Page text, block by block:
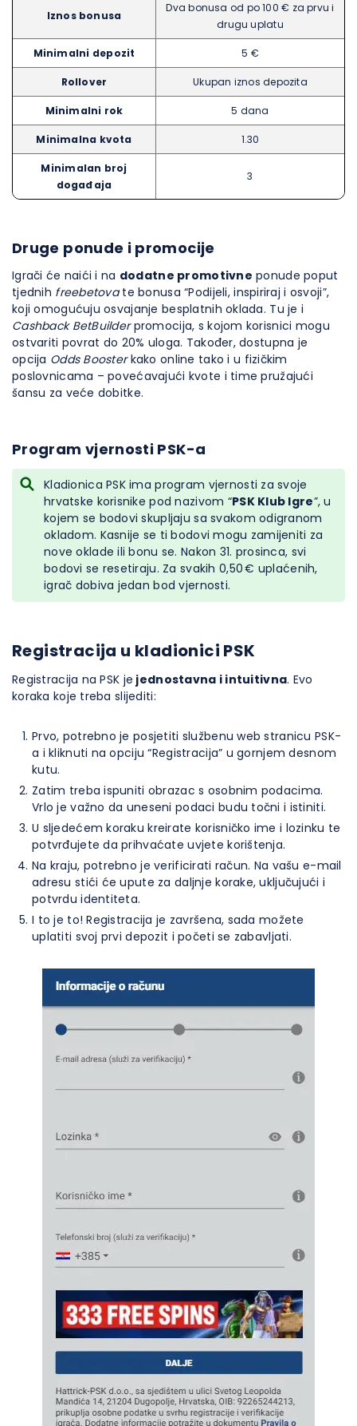
Iznos bonusa
Dva bonusa od po 100 € za prvu i
drugu uplatu
Minimalni depozit 5 €
Rollover Ukupan iznos depozita
Minimalni rok 5 dana
Minimalna kvota 1.30
Minimalan broj
događaja
3
Druge ponude i promocije
Igrači će naići i na dodatne promotivne ponude poput
tjednih freebetovate bonusa “Podijeli, inspiriraj i osvoji”,
koji omogućuju osvajanje besplatnih oklada. Tu je i
Cashback BetBuilderpromocija, s kojom korisnici mogu
ostvariti povrat do 20% uloga. Također, dostupna je
opcija Odds Boosterkako online tako i u fizičkim
poslovnicama – povećavajući kvote i time pružajući
šansu za veće dobitke.
Program vjernosti PSK-a
Kladionica PSK ima program vjernosti za svoje
hrvatske korisnike pod nazivom “PSK Klub Igre”, u
kojem se bodovi skupljaju sa svakom odigranom
okladom. Kasnije se ti bodovi mogu zamijeniti za
nove oklade ili bonu se. Nakon 31. prosinca, svi
bodovi se resetiraju. Za svakih 0,50 € uplaćenih,
igrač dobiva jedan bod vjernosti.
Registracija u kladionici PSK
Registracija na PSK je jednostavna i intuitivna. Evo
koraka koje treba slijediti:
Prvo, potrebno je posjetiti službenu web stranicu PSK-
a i kliknuti na opciju “Registracija” u gornjem desnom
kutu.
Zatim treba ispuniti obrazac s osobnim podacima.
Vrlo je važno da uneseni podaci budu točni i istiniti.
U sljedećem koraku kreirate korisničko ime i lozinku te
potvrđujete da prihvaćate uvjete korištenja.
Na kraju, potrebno je verificirati račun. Na vašu e-mail
adresu stići će upute za daljnje korake, uključujući i
potvrdu identiteta.
I to je to! Registracija je završena, sada možete
uplatiti svoj prvi depozit i početi se zabavljati.